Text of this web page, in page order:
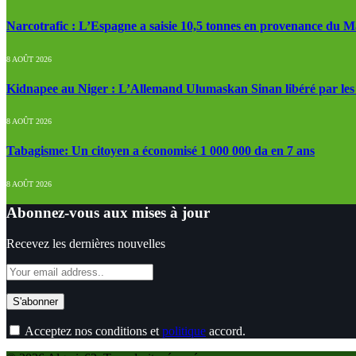
Narcotrafic : L’Espagne a saisie 10,5 tonnes en provenance du
8 AOÛT 2026
Kidnapee au Niger : L’Allemand Ulumaskan Sinan libéré par les
8 AOÛT 2026
Tabagisme: Un citoyen a économisé 1 000 000 da en 7 ans
8 AOÛT 2026
Abonnez-vous aux mises à jour
Recevez les dernières nouvelles
Acceptez nos conditions et politique accord.